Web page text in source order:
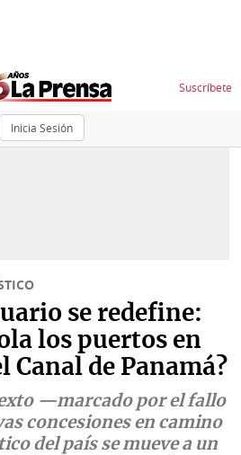
Inicia Sesión
Suscríbete
se redefine:
los puertos en
Canal de Panamá?
—marcado por el fallo
concesiones en camino
del país se mueve a un